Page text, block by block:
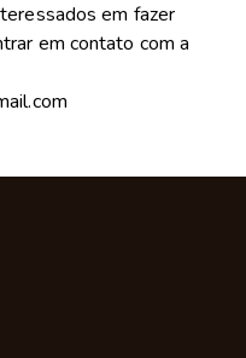
em fazer
em contato com a